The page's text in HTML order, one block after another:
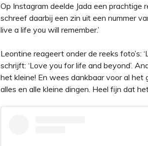
Op Instagram deelde Jada een prachtige
schreef daarbij een zin uit een nummer
live a life you will remember.’
Leontine reageert onder de reeks foto’s:
schrijft: ‘Love you for life and beyond’.
het kleine! En wees dankbaar voor al het
alles en alle kleine dingen. Heel fijn dat